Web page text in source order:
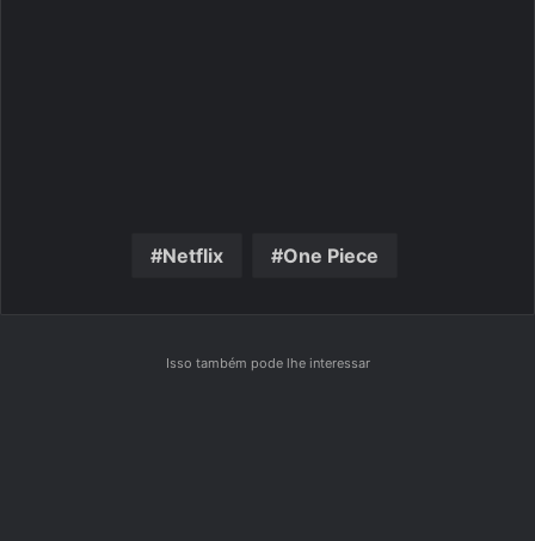
Netflix One Piece
Isso também pode lhe interessar